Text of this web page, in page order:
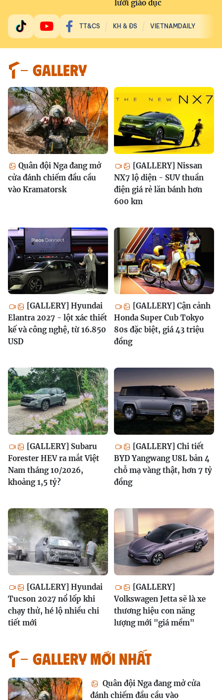
lưới giáo dục
TT&CS KH & ĐS VIETNAMDAILY
GALLERY
Quân đội Nga đang mở
cửa đánh chiếm đầu cầu
vào Kramatorsk
[GALLERY] Nissan
NX7 lộ diện - SUV thuần
điện giá rẻ lăn bánh hơn
600 km
[GALLERY] Hyundai
Elantra 2027 - lột xác thiết
kế và công nghệ, từ 16.850
USD
[GALLERY] Cận cảnh
Honda Super Cub Tokyo
80s đặc biệt, giá 43 triệu
đồng
[GALLERY] Subaru
Forester HEV ra mắt Việt
Nam tháng 10/2026,
khoảng 1,5 tỷ?
[GALLERY] Chi tiết
BYD Yangwang U8L bản 4
chỗ mạ vàng thật, hơn 7 tỷ
đồng
[GALLERY] Hyundai
Tucson 2027 nổ lốp khi
chạy thử, hé lộ nhiều chi
tiết mới
[GALLERY]
Volkswagen Jetta sẽ là xe
thương hiệu con năng
lượng mới "giá mềm"
GALLERY MỚI NHẤT
Quân đội Nga đang mở cửa
đánh chiếm đầu cầu vào